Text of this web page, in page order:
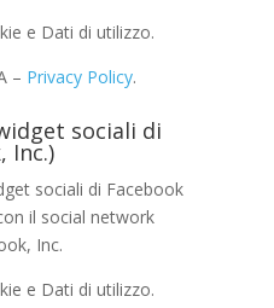
e Dati di utilizzo.
– Privacy Policy.
sociali di
Inc.)
sociali di Facebook
il social network
Inc.
e Dati di utilizzo.